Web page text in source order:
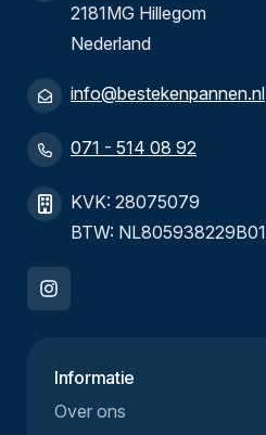
2181MG Hillegom
Nederland
info@bestekenpannen.nl
071 - 514 08 92
KVK: 28075079
BTW: NL805938229B01
Informatie
Over ons